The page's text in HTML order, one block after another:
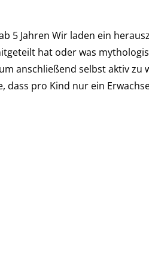
5 Jahren Wir laden ein
hat oder was
anschließend selbst aktiv
dass pro Kind nur ein